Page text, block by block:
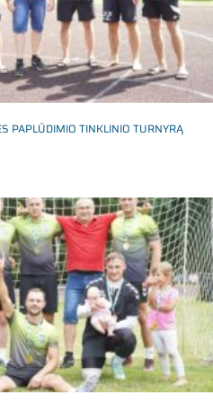
PAPLŪDIMIO TINKLINIO TURNYRĄ